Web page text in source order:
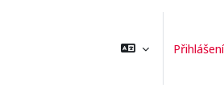
Přihlášení